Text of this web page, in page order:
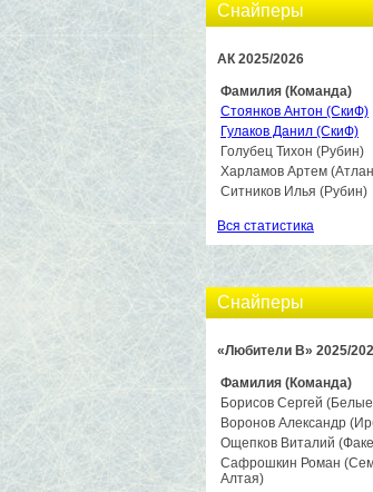
Снайперы
АК 2025/2026
Фамилия (Команда)
Стоянков Антон (СкиФ)
Гулаков Данил (СкиФ)
Голубец Тихон (Рубин)
Харламов Артем
Ситников Илья (Рубин)
Вся статистика
Снайперы
«Любители B» 2025/
Фамилия (Команда)
Борисов Сергей
Воронов Александр
Ощепков Виталий
Сафрошкин Роман
Алтая)